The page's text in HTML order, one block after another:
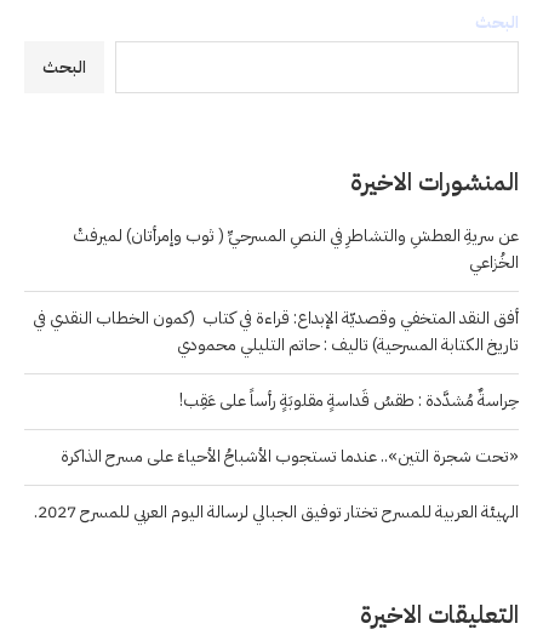
البحث
البحث
المنشورات الاخيرة
عن سريةِ العطشِ والتشاطرِ في النصِ المسرحيِّ ( ثوب وإمرأتان) لميرفتْ
الخُزاعي
أفق النقد المتخفي وقصديّة الإبداع: قراءة في كتاب (كمون الخطاب النقدي في
تاريخ الكتابة المسرحية) تاليف : حاتم التليلي محمودي
حِراسةٌ مُشدَّدة : طقسُ قَداسةٍ مقلوبَةٍ رأساً على عَقِب!
«تحت شجرة التين».. عندما تستجوب الأشباحُ الأحياءَ على مسرح الذاكرة
الهيئة العربية للمسرح تختار توفيق الجبالي لرسالة اليوم العربي للمسرح 2027.
التعليقات الاخيرة